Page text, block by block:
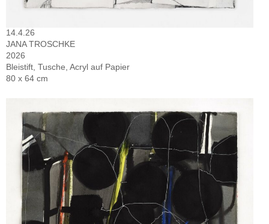
14.4.26
JANA TROSCHKE
2026
Bleistift, Tusche, Acryl auf Papier
80 x 64 cm